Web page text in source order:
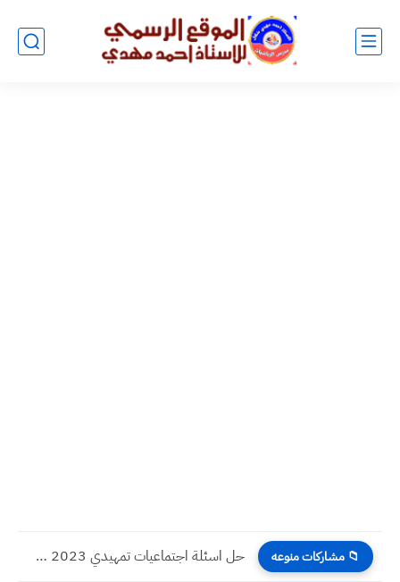
📁 مشاركات منوعه حل اسئلة اجتماعيات تمهيدي 2023 صف سادس ابتدائي